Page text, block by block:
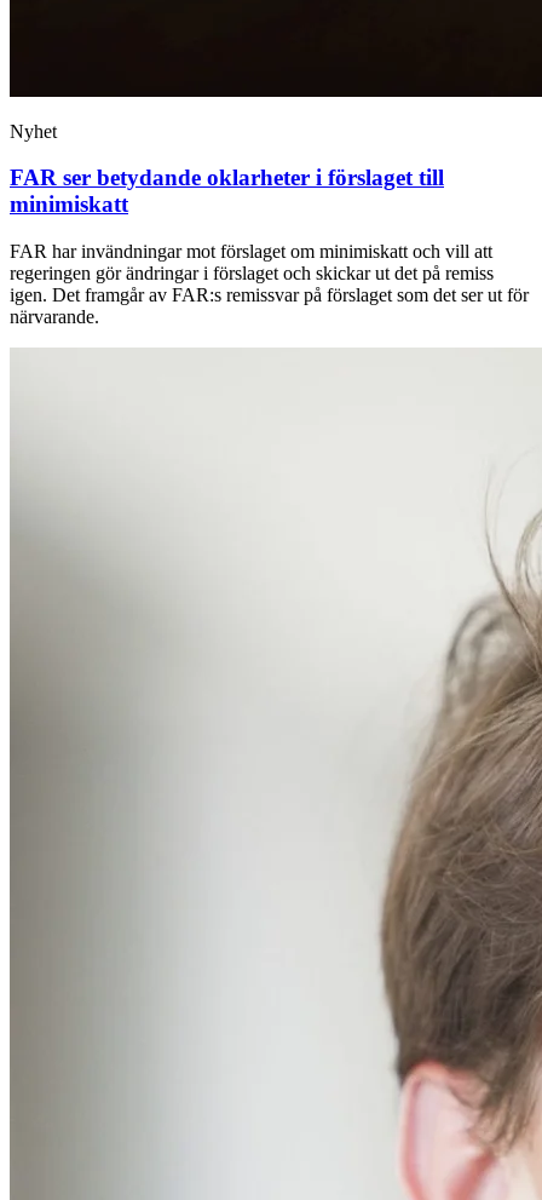
Nyhet
FAR ser betydande oklarheter i förslaget till
minimiskatt
FAR har invändningar mot förslaget om minimiskatt och vill att
regeringen gör ändringar i förslaget och skickar ut det på remiss
igen. Det framgår av FAR:s remissvar på förslaget som det ser ut för
närvarande.